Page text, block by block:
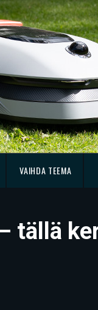
VAIHDA TEEMA
tällä